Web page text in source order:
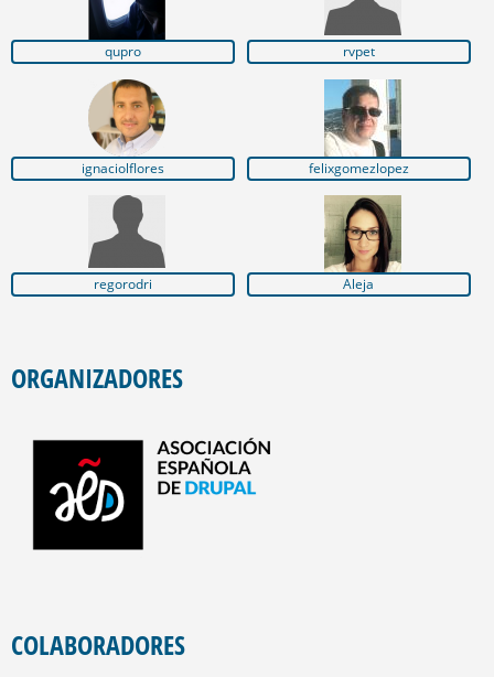
qupro rvpet
ignaciolflores felixgomezlopez
regorodri Aleja
ORGANIZADORES
COLABORADORES